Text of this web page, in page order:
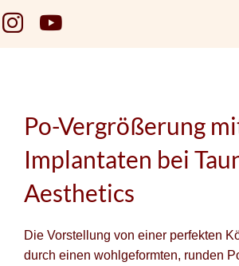
Zum
Inhalt
Der knackige Po!
Po-Vergrößerung
Implantaten bei
Aesthetics
Die Vorstellung von einer perfekten
durch einen wohlgeformten, runden